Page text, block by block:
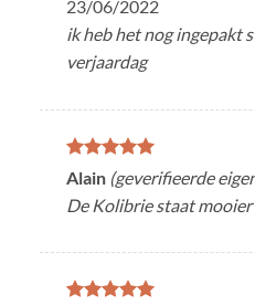
23/06/2022
ik heb het nog ingepakt
verjaardag
Gewaardeerd
5 uit 5
Alain (geverifieerde
De Kolibrie staat